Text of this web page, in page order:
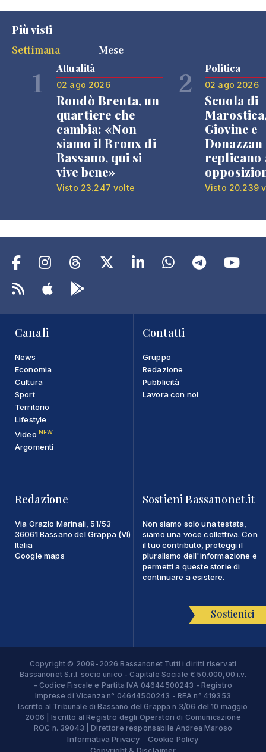
Più visti
Settimana
Mese
1 Attualità
02 ago 2026
Rondò Brenta, un
quartiere che
cambia: «Non
siamo il Bronx di
Bassano, qui si
vive bene»
Visto 23.247 volte
2 Politica
02 ago 2026
Scuola di
Giovine e
Donazzan
replicano
Visto 20.239
Canali
News
Economia
Cultura
Sport
Territorio
Lifestyle
Video NEW
Argomenti
Contatti
Gruppo
Redazione
Pubblicità
Lavora con noi
Redazione
Via Orazio Marinali, 51/53
36061 Bassano del Grappa (VI)
Italia
Google maps
Sostieni Bassanonet.it
Non siamo solo una testata,
siamo una voce collettiva. Con
il tuo contributo, proteggi il
pluralismo dell'informazione e
permetti a queste storie di
continuare a esistere.
Sostienici
Copyright © 2009-2026 Bassanonet Tutti i diritti riservati
Bassanonet S.r.l. socio unico - Capitale Sociale € 50.000,00 i.v.
- Codice Fiscale e Partita IVA 04644500243 - Registro
Imprese di Vicenza n° 04644500243 - REA n° 419353
Iscritto al Tribunale di Bassano del Grappa n.3/06 del 10 maggio
2006 | Iscritto al Registro degli Operatori di Comunicazione
ROC n. 39043 | Direttore responsabile Andrea Maroso
Informativa Privacy
Cookie Policy
Copyright & Disclaimer